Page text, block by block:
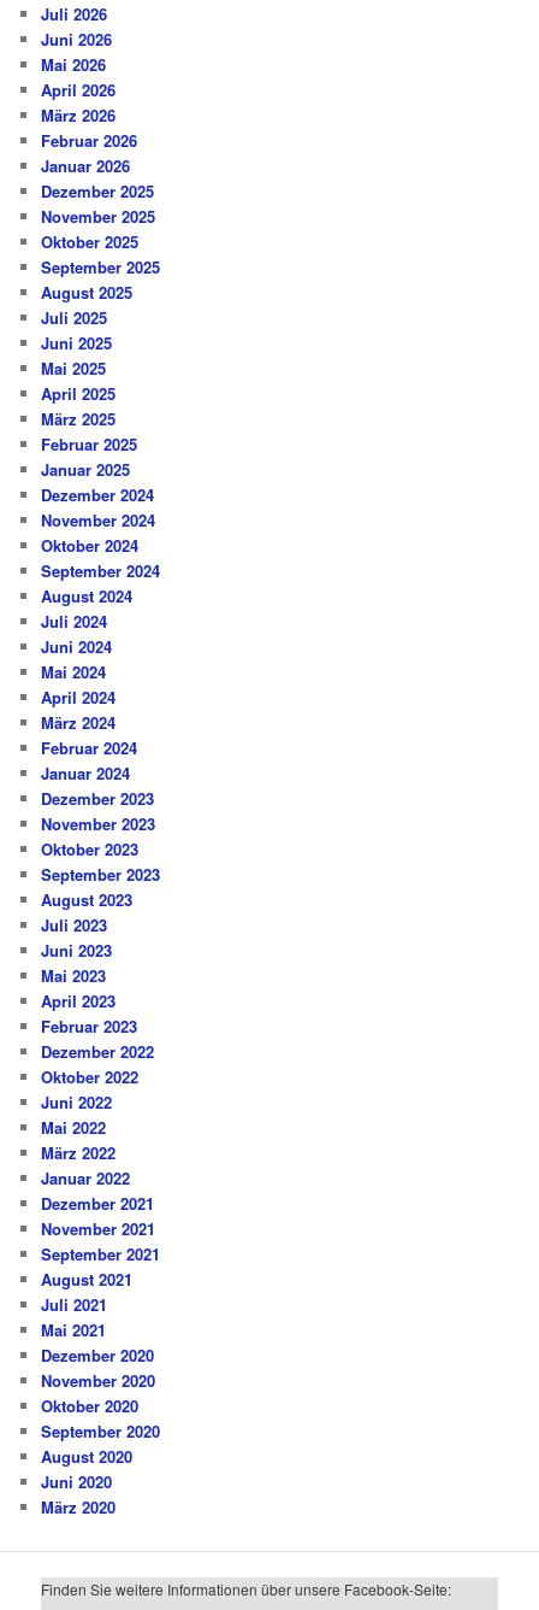
Juli 2026
Juni 2026
Mai 2026
April 2026
März 2026
Februar 2026
Januar 2026
Dezember 2025
November 2025
Oktober 2025
September 2025
August 2025
Juli 2025
Juni 2025
Mai 2025
April 2025
März 2025
Februar 2025
Januar 2025
Dezember 2024
November 2024
Oktober 2024
September 2024
August 2024
Juli 2024
Juni 2024
Mai 2024
April 2024
März 2024
Februar 2024
Januar 2024
Dezember 2023
November 2023
Oktober 2023
September 2023
August 2023
Juli 2023
Juni 2023
Mai 2023
April 2023
Februar 2023
Dezember 2022
Oktober 2022
Juni 2022
Mai 2022
März 2022
Januar 2022
Dezember 2021
November 2021
September 2021
August 2021
Juli 2021
Mai 2021
Dezember 2020
November 2020
Oktober 2020
September 2020
August 2020
Juni 2020
März 2020
Finden Sie weitere Informationen über unsere Facebook-Seite: